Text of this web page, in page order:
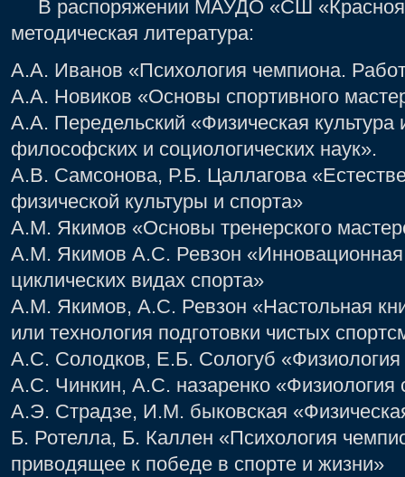
В распоряжении МАУДО «СШ
методическая литература:
А.А. Иванов «Психология чемпиона.
А.А. Новиков «Основы спортивного
А.А. Передельский «Физическая культура
философских и социологических наук».
А.В. Самсонова, Р.Б. Цаллагова
физической культуры и спорта»
А.М. Якимов «Основы тренерского
А.М. Якимов А.С. Ревзон «Инновационная
циклических видах спорта»
А.М. Якимов, А.С. Ревзон «Настольная
или технология подготовки чистых
А.С. Солодков, Е.Б. Сологуб «Физиология
А.С. Чинкин, А.С. назаренко «Физиология
А.Э. Страдзе, И.М. быковская
Б. Ротелла, Б. Каллен «Психология
приводящее к победе в спорте и жизни»